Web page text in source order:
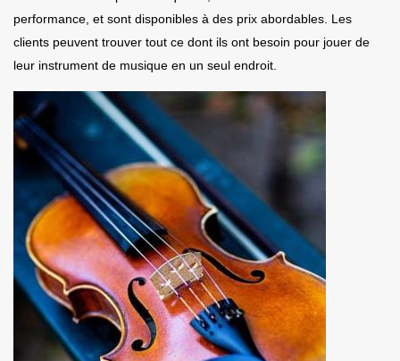
performance, et sont disponibles à des prix abordables. Les
clients peuvent trouver tout ce dont ils ont besoin pour jouer de
leur instrument de musique en un seul endroit.